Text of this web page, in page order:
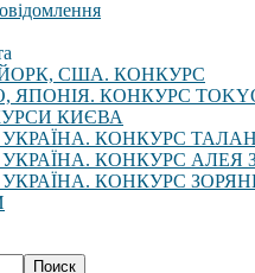
США. КОНКУРС
ЯПОНІЯ. КОНКУРС
КИЄВА
УКРАЇНА. КОНКУРС
УКРАЇНА. КОНКУРС АЛЕЯ
УКРАЇНА. КОНКУРС